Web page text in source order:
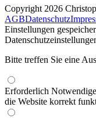
Copyright 2026
AGBDatenschutz
Einstellungen
Bitte treffen Sie eine
Erforderlich
die Website korrekt